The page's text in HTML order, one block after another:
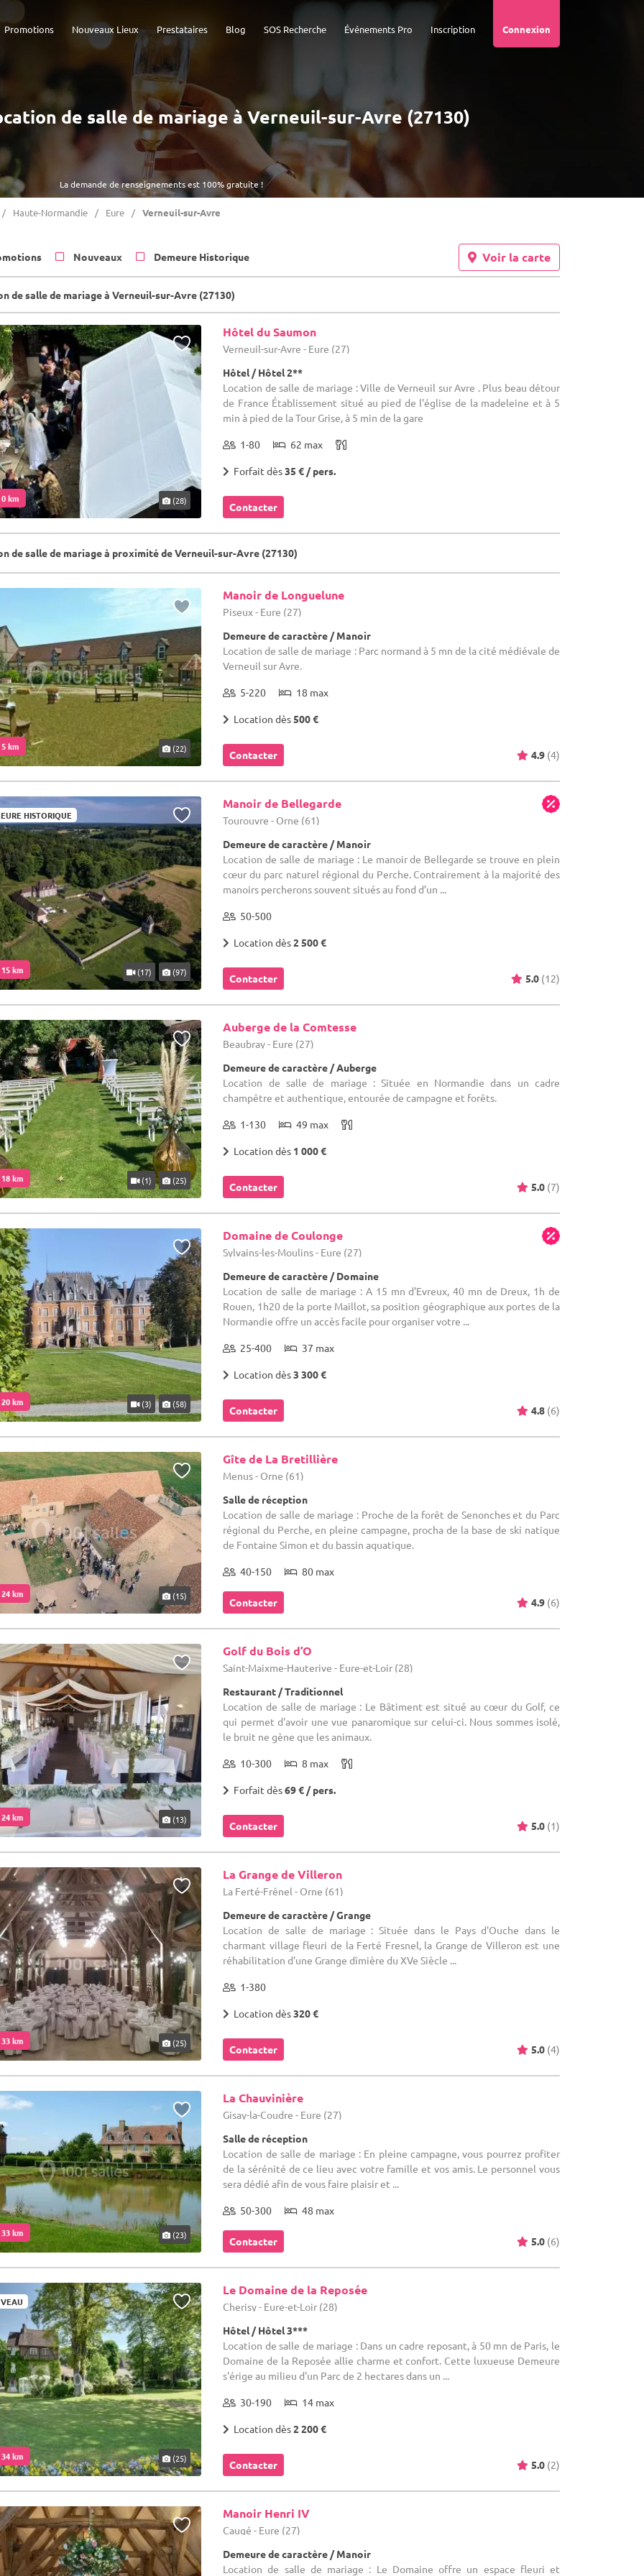
Connexion
Inscription
Événements Pro
SOS Recherche
Blog
Prestataires
Nouveaux Lieux
Promotions
La demande de renseignements est 100% gratuite !
de salle de mariage à Verneuil-sur-Avre (27130)
Haute-Normandie Eure Verneuil-sur-Avre
Nouveaux Demeure Historique Voir la carte
de salle de mariage à Verneuil-sur-Avre (27130)
km (28)
Hôtel du Saumon
Verneuil-sur-Avre - Eure (27)
Hôtel / Hôtel 2**
Location de salle de mariage : Ville de Verneuil sur Avre . Plus beau détour
de France Établissement situé au pied de l'église de la madeleine et à 5
min à pied de la Tour Grise, à 5 min de la gare
1-80 62 max
Forfait dès35 € / pers.
Contacter
de salle de mariage à proximité de Verneuil-sur-Avre (27130)
km (22)
Manoir de Longuelune
Piseux - Eure (27)
Demeure de caractère / Manoir
Location de salle de mariage : Parc normand à 5 mn de la cité médiévale de
Verneuil sur Avre.
5-220 18 max
Location dès500 €
Contacter 4.9 (4)
HISTORIQUE
km (17) (97)
Manoir de Bellegarde
Tourouvre - Orne (61)
Demeure de caractère / Manoir
Location de salle de mariage : Le manoir de Bellegarde se trouve en plein
cœur du parc naturel régional du Perche. Contrairement à la majorité des
manoirs percherons souvent situés au fond d’un ...
50-500
Location dès2 500 €
Contacter 5.0 (12)
km (1) (25)
Auberge de la Comtesse
Beaubray - Eure (27)
Demeure de caractère / Auberge
Location de salle de mariage : Située en Normandie dans un cadre
champêtre et authentique, entourée de campagne et forêts.
1-130 49 max
Location dès 1 000 €
Contacter 5.0 (7)
km (3) (58)
Domaine de Coulonge
Sylvains-les-Moulins - Eure (27)
Demeure de caractère / Domaine
Location de salle de mariage : A 15 mn d'Evreux, 40 mn de Dreux, 1h de
Rouen, 1h20 de la porte Maillot, sa position géographique aux portes de la
Normandie offre un accès facile pour organiser votre ...
25-400 37 max
Location dès3 300 €
Contacter 4.8 (6)
km (15)
Gîte de La Bretillière
Menus - Orne (61)
Salle de réception
Location de salle de mariage : Proche de la forêt de Senonches et du Parc
régional du Perche, en pleine campagne, procha de la base de ski natique
de Fontaine Simon et du bassin aquatique.
40-150 80 max
Contacter 4.9 (6)
km (13)
Golf du Bois d’O
Saint-Maixme-Hauterive - Eure-et-Loir (28)
Restaurant / Traditionnel
Location de salle de mariage : Le Bâtiment est situé au cœur du Golf, ce
qui permet d'avoir une vue panaromique sur celui-ci. Nous sommes isolé,
le bruit ne gène que les animaux.
10-300 8 max
Forfait dès69 € / pers.
Contacter 5.0 (1)
km (25)
La Grange de Villeron
La Ferté-Frênel - Orne (61)
Demeure de caractère / Grange
Location de salle de mariage : Située dans le Pays d'Ouche dans le
charmant village fleuri de la Ferté Fresnel, la Grange de Villeron est une
réhabilitation d'une Grange dîmière du XVe Siècle ...
1-380
Location dès320 €
Contacter 5.0 (4)
km (23)
La Chauvinière
Gisay-la-Coudre - Eure (27)
Salle de réception
Location de salle de mariage : En pleine campagne, vous pourrez profiter
de la sérénité de ce lieu avec votre famille et vos amis. Le personnel vous
sera dédié afin de vous faire plaisir et ...
50-300 48 max
Contacter 5.0 (6)
km (25)
Le Domaine de la Reposée
Cherisy - Eure-et-Loir (28)
Hôtel / Hôtel 3***
Location de salle de mariage : Dans un cadre reposant, à 50 mn de Paris, le
Domaine de la Reposée allie charme et confort. Cette luxueuse Demeure
s'érige au milieu d'un Parc de 2 hectares dans un ...
30-190 14 max
Location dès2 200 €
Contacter 5.0 (2)
Manoir Henri IV
Caugé - Eure (27)
Demeure de caractère / Manoir
Location de salle de mariage : Le Domaine offre un espace fleuri et